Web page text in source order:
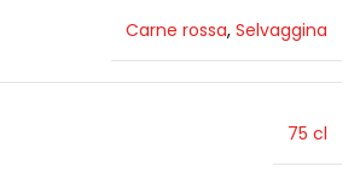
Carne rossa, Selvaggina
75 cl